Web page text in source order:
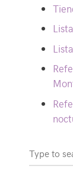
Search
for: